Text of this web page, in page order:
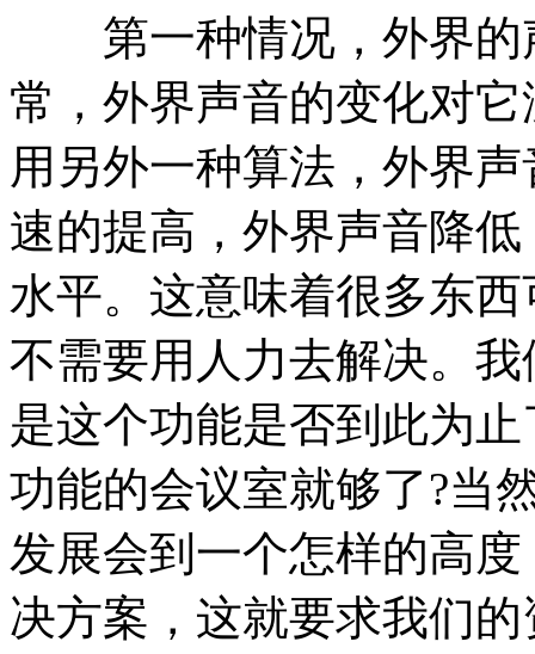
第一种情况，外界的
常，外界声音的变化对
用另外一种算法，外界
速的提高，外界声音降
水平。这意味着很多东
不需要用人力去解决。
是这个功能是否到此为
功能的会议室就够了?当
发展会到一个怎样的高
决方案，这就要求我们